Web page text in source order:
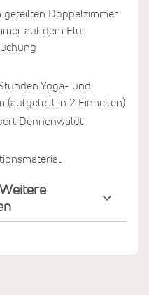
geteilten Doppelzimmer
auf dem Flur
Yoga- und
(aufgeteilt in 2 Einheiten)
Dennenwaldt